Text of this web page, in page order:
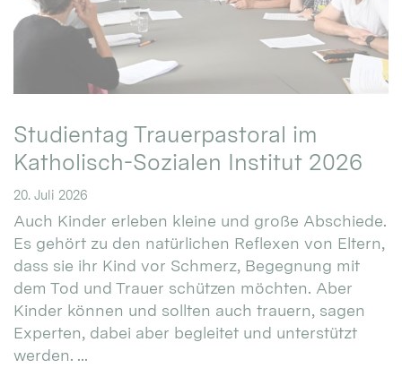
Studientag Trauerpastoral im
Katholisch-Sozialen Institut 2026
20. Juli 2026
Auch Kinder erleben kleine und große Abschiede.
Es gehört zu den natürlichen Reflexen von Eltern,
dass sie ihr Kind vor Schmerz, Begegnung mit
dem Tod und Trauer schützen möchten. Aber
Kinder können und sollten auch trauern, sagen
Experten, dabei aber begleitet und unterstützt
werden. ...